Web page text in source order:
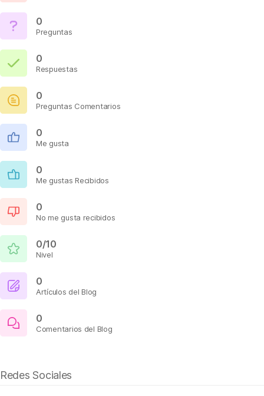
0
Preguntas
0
Respuestas
0
Preguntas Comentarios
0
Me gusta
0
Me gustas Recibidos
0
No me gusta recibidos
0/10
Nivel
0
Artículos del Blog
0
Comentarios del Blog
Redes Sociales